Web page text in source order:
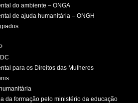
do ambiente – ONGA
de ajuda humanitária – ONGH
para os Direitos das Mulheres
da formação pelo ministério da educação